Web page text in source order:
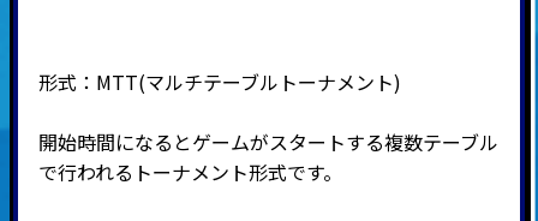
形式： MTT(マルチテーブルトーナメント)
開始時間になるとゲームがスタートする複数テーブル
で行われるトーナメント形式です。